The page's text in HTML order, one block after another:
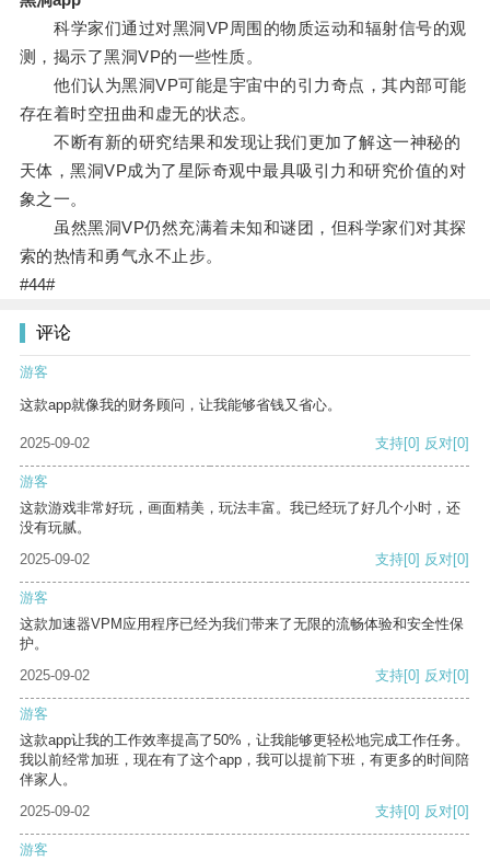
科学家们通过对黑洞VP周围的物质运动和辐射信号的观
测，揭示了黑洞VP的一些性质。
他们认为黑洞VP可能是宇宙中的引力奇点，其内部可能
存在着时空扭曲和虚无的状态。
不断有新的研究结果和发现让我们更加了解这一神秘的
天体，黑洞VP成为了星际奇观中最具吸引力和研究价值的对
象之一。
虽然黑洞VP仍然充满着未知和谜团，但科学家们对其探
索的热情和勇气永不止步。
#44#
评论
游客
这款app就像我的财务顾问，让我能够省钱又省心。
2025-09-02 支持[0] 反对[0]
游客
这款游戏非常好玩，画面精美，玩法丰富。我已经玩了好几个小时，还
没有玩腻。
2025-09-02
支持[0] 反对[0]
游客
这款加速器VPM应用程序已经为我们带来了无限的流畅体验和安全性保
护。
2025-09-02
支持[0] 反对[0]
游客
这款app让我的工作效率提高了50%，让我能够更轻松地完成工作任务。
我以前经常加班，现在有了这个app，我可以提前下班，有更多的时间陪
伴家人。
2025-09-02
支持[0] 反对[0]
游客